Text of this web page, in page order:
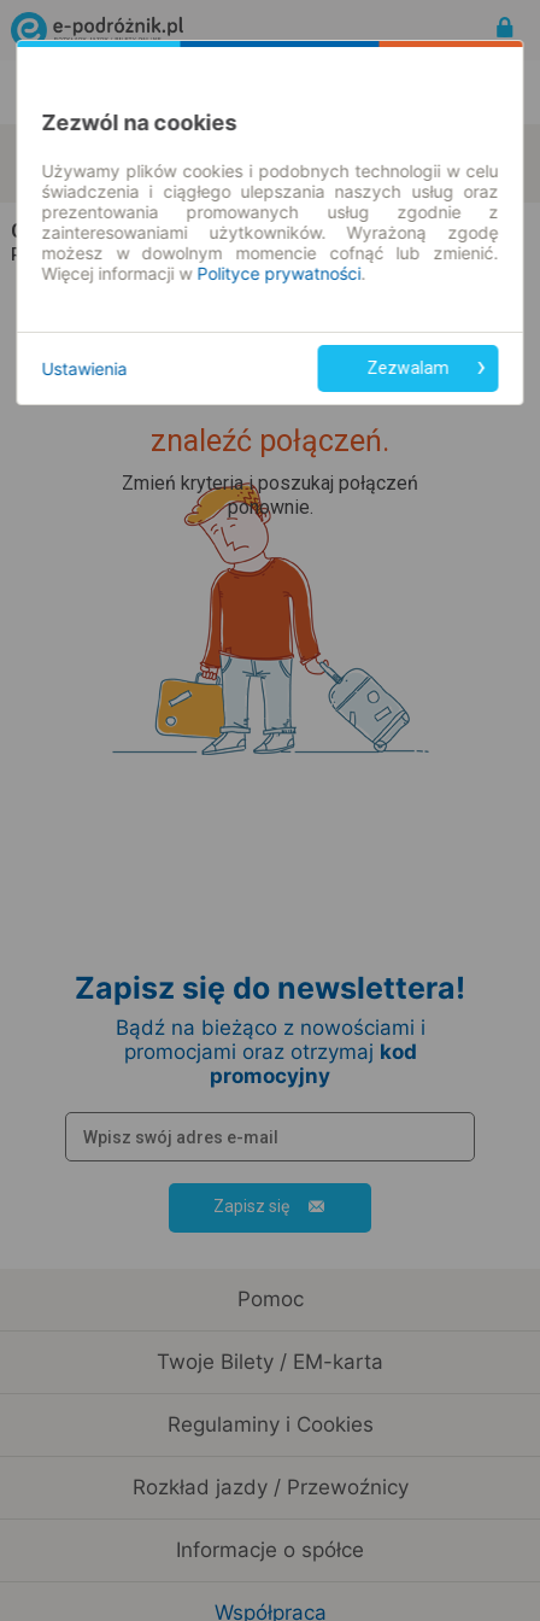
09.08.2026 | -- : --
zmień kryteria
Champion Travelna trasie Zwota → Hammelburg
Rozkład jazdy i bilety |Wszyscy przewoźnicy
Upss... Nie udało nam się
znaleźć połączeń.
Zmień kryteria i poszukaj połączeń
ponownie.
Zapisz się do newslettera!
Bądź na bieżąco z nowościami i
promocjami oraz otrzymaj kod
promocyjny
Zapisz się
Pomoc
Twoje Bilety / EM-karta
Regulaminy i Cookies
Rozkład jazdy / Przewoźnicy
Informacje o spółce
Współpraca
Zezwól na cookies
Używamy plików cookies i podobnych technologii w celu
świadczenia i ciągłego ulepszania naszych usług oraz
prezentowania promowanych usług zgodnie z
zainteresowaniami użytkowników. Wyrażoną zgodę
możesz w dowolnym momencie cofnąć lub zmienić.
Więcej informacji w Polityce prywatności.
Ustawienia Zezwalam